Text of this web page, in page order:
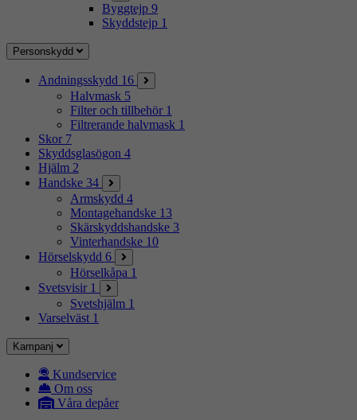
Byggtejp 9
Skyddstejp 1
Personskydd
Andningsskydd 16
Halvmask 5
Filter och tillbehör 1
Filtrerande halvmask 1
Skor 7
Skyddsglasögon 4
Hjälm 2
Handske 34
Armskydd 4
Montagehandske 13
Skärskyddshandske 3
Vinterhandske 10
Hörselskydd 6
Hörselkåpa 1
Svetsvisir 1
Svetshjälm 1
Varselväst 1
Kampanj
Kundservice
Om oss
Våra depåer